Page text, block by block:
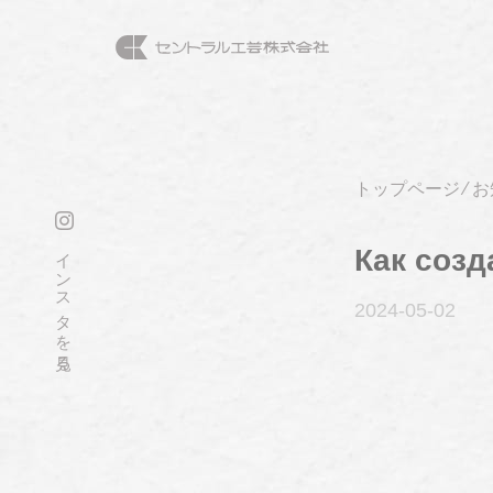
インスタを見る
トップページ⁄
Как
2024-05-02